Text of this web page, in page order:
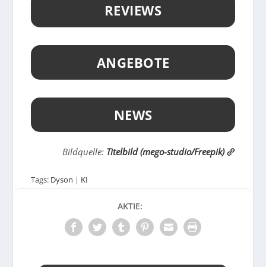
REVIEWS
ANGEBOTE
NEWS
Bildquelle: Titelbild (mego-studio/Freepik)
Tags: Dyson | KI
AKTIE: